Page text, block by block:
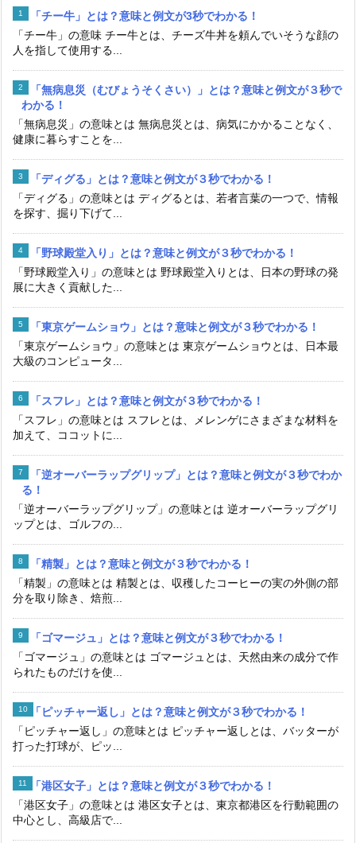
「チー牛」とは？意味と例文が3秒でわかる！
「チー牛」の意味 チー牛とは、チーズ牛丼を頼んでいそうな顔の
人を指して使用する...
「無病息災（むびょうそくさい）」とは？意味と例文が３秒で
わかる！
「無病息災」の意味とは 無病息災とは、病気にかかることなく、
健康に暮らすことを...
「ディグる」とは？意味と例文が３秒でわかる！
「ディグる」の意味とは ディグるとは、若者言葉の一つで、情報
を探す、掘り下げて...
「野球殿堂入り」とは？意味と例文が３秒でわかる！
「野球殿堂入り」の意味とは 野球殿堂入りとは、日本の野球の発
展に大きく貢献した...
「東京ゲームショウ」とは？意味と例文が３秒でわかる！
「東京ゲームショウ」の意味とは 東京ゲームショウとは、日本最
大級のコンピュータ...
「スフレ」とは？意味と例文が３秒でわかる！
「スフレ」の意味とは スフレとは、メレンゲにさまざまな材料を
加えて、ココットに...
「逆オーバーラップグリップ」とは？意味と例文が３秒でわか
る！
「逆オーバーラップグリップ」の意味とは 逆オーバーラップグリ
ップとは、ゴルフの...
「精製」とは？意味と例文が３秒でわかる！
「精製」の意味とは 精製とは、収穫したコーヒーの実の外側の部
分を取り除き、焙煎...
「ゴマージュ」とは？意味と例文が３秒でわかる！
「ゴマージュ」の意味とは ゴマージュとは、天然由来の成分で作
られたものだけを使...
「ピッチャー返し」とは？意味と例文が３秒でわかる！
「ピッチャー返し」の意味とは ピッチャー返しとは、バッターが
打った打球が、ピッ...
「港区女子」とは？意味と例文が３秒でわかる！
「港区女子」の意味とは 港区女子とは、東京都港区を行動範囲の
中心とし、高級店で...